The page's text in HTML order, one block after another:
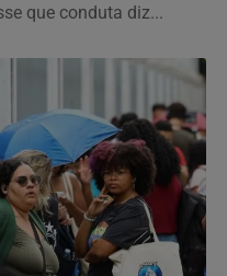
que conduta diz...